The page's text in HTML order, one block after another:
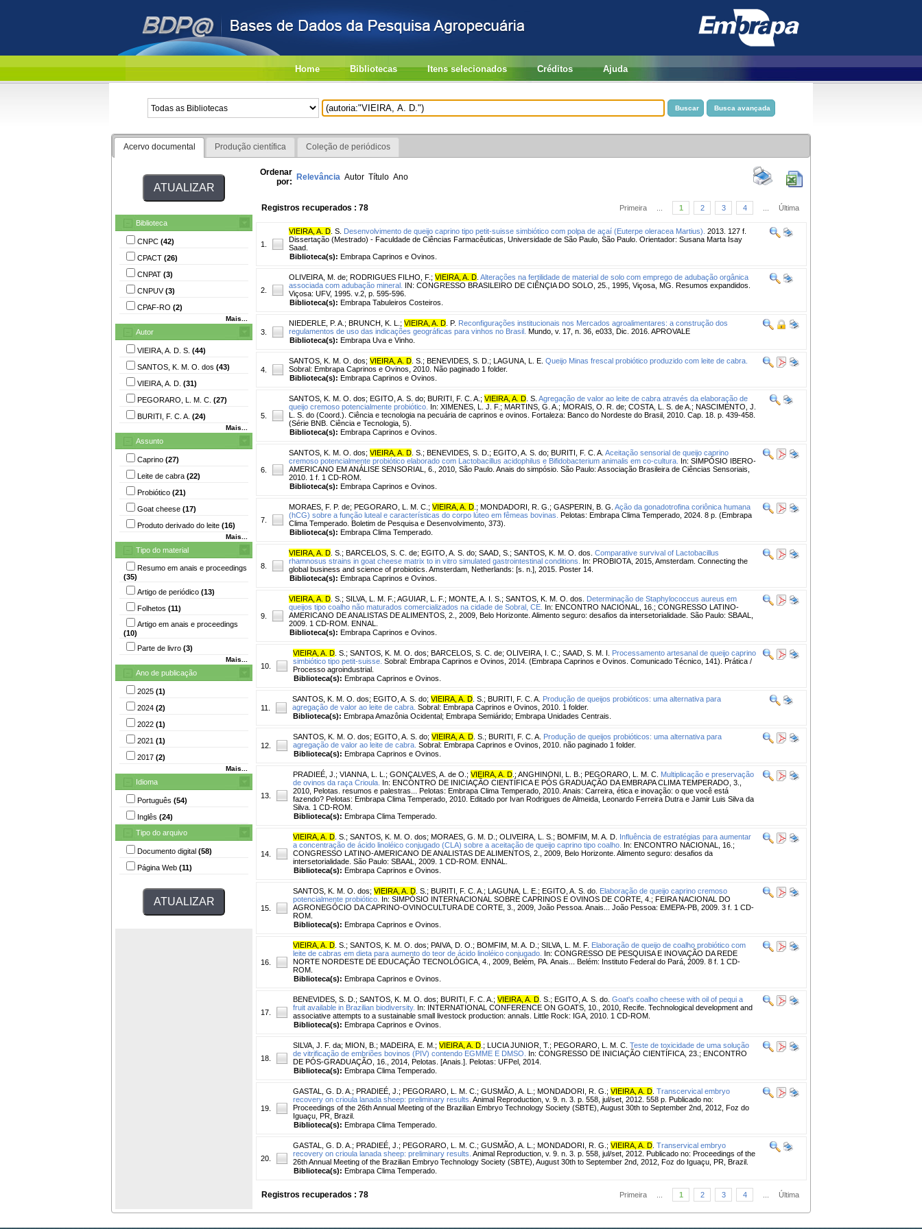
Home Bibliotecas Itens selecionados Créditos Ajuda
Acervo documental Produção científica Coleção de periódicos
Biblioteca
CNPC (42)
CPACT (26)
CNPAT (3)
CNPUV(3)
CPAF-RO (2)
Mais...
Autor
VIEIRA, A. D. S. (44)
SANTOS, K. M. O. dos (43)
VIEIRA, A. D. (31)
PEGORARO, L. M. C. (27)
BURITI, F. C. A. (24)
Mais...
Assunto
Caprino (27)
Leite de cabra (22)
Probiótico (21)
Goat cheese (17)
Produto derivado do leite (16)
Mais...
Tipo do material
Resumo em anais e proceedings
(35)
Artigo de periódico (13)
Folhetos (11)
Artigo em anais e proceedings
(10)
Parte de livro (3)
Mais...
Ano de publicação
2025 (1)
2024 (2)
2022 (1)
2021 (1)
2017 (2)
Mais...
Idioma
Português (54)
Inglês (24)
Tipo do arquivo
Documento digital (58)
Página Web (11)
Ordenar
por: Relevância Autor Título Ano
Registros recuperados : 78 Primeira 1 2 3 4 Última
1.
VIEIRA, A. D . S. Desenvolvimento de queijo caprino tipo petit-suisse simbiótico com polpa de açaí (Euterpe oleracea Martius). 2013. 127 f.
Dissertação (Mestrado) - Faculdade de Ciências Farmacêuticas, Universidade de São Paulo, São Paulo. Orientador: Susana Marta Isay
Saad.
Biblioteca(s): Embrapa Caprinos e Ovinos.
2.
OLIVEIRA, M. de; RODRIGUES FILHO, F. ; VIEIRA, A. D Alterações na fertilidade de material de solo com emprego de adubação orgânica
associada com adubação mineral. IN: CONGRESSO BRASILEIRO DE CIÊNÇIA DO SOLO, 25., 1995, Viçosa, MG. Resumos expandidos.
Viçosa: UFV, 1995. v.2, p. 595-596.
Biblioteca(s): Embrapa Tabuleiros Costeiros.
3.
NIEDERLE, P. A. ; BRUNCH, K. L. ; VIEIRA, A. D . P. Reconfigurações institucionais nos Mercados agroalimentares: a construção dos
regulamentos de uso das indicações geográficas para vinhos no Brasil. Mundo, v. 17, n. 36, e033, Dic. 2016. APROVALE
Biblioteca(s): Embrapa Uva e Vinho.
4.
SANTOS, K. M. O. dos; VIEIRA, A. D . S. ; BENEVIDES, S. D. ; LAGUNA, L. E. Queijo Minas frescal probiótico produzido com leite de cabra.
Sobral: Embrapa Caprinos e Ovinos, 2010. Não paginado 1 folder.
Biblioteca(s): Embrapa Caprinos e Ovinos.
5.
SANTOS, K. M. O. dos; EGITO, A. S. do; BURITI, F. C. A. ; VIEIRA, A. D . S. Agregação de valor ao leite de cabra através da elaboração de
queijo cremoso potencialmente probiótico. In: XIMENES, L. J. F.; MARTINS, G. A.; MORAIS, O. R. de; COSTA, L. S. de A.; NASCIMENTO, J.
L. S. do (Coord.). Ciência e tecnologia na pecuária de caprinos e ovinos. Fortaleza: Banco do Nordeste do Brasil, 2010. Cap. 18. p. 439-458.
(Série BNB. Ciência e Tecnologia, 5).
Biblioteca(s): Embrapa Caprinos e Ovinos.
6.
SANTOS, K. M. O. dos; VIEIRA, A. D . S. ; BENEVIDES, S. D. ; EGITO, A. S. do; BURITI, F. C. A. Aceitação sensorial de queijo caprino
cremoso potencialmente probiótico elaborado com Lactobacillus acidophilus e Bifidobacterium animalis em co-cultura. In: SIMPÓSIO IBERO-
AMERICANO EM ANÁLISE SENSORIAL, 6., 2010, São Paulo. Anais do simpósio. São Paulo: Associação Brasileira de Ciências Sensoriais,
2010. 1 f. 1 CD-ROM.
Biblioteca(s): Embrapa Caprinos e Ovinos.
7.
MORAES, F. P. de; PEGORARO, L. M. C. ; VIEIRA, A. D ; MONDADORI, R. G. ; GASPERIN, B. G. Ação da gonadotrofina coriônica humana
(hCG) sobre a função luteal e características do corpo lúteo em fêmeas bovinas. Pelotas: Embrapa Clima Temperado, 2024. 8 p. (Embrapa
Clima Temperado. Boletim de Pesquisa e Desenvolvimento, 373).
Biblioteca(s): Embrapa Clima Temperado.
8.
VIEIRA, A. D . S. ; BARCELOS, S. C. de; EGITO, A. S. do; SAAD, S. ; SANTOS, K. M. O. dos. Comparative survival of Lactobacillus
rhamnosus strains in goat cheese matrix to in vitro simulated gastrointestinal conditions.
In: PROBIOTA, 2015, Amsterdam. Connecting the
global business and science of probiotics. Amsterdam, Netherlands: [s. n.], 2015. Poster 14.
Biblioteca(s): Embrapa Caprinos e Ovinos.
9.
VIEIRA, A. D . S. ; SILVA, L. M. F. ; AGUIAR, L. F. ; MONTE, A. I. S. ; SANTOS, K. M. O. dos.
Determinação de Staphylococcus aureus em
queijos tipo coalho não maturados comercializados na cidade de Sobral, CE. In: ENCONTRO NACIONAL, 16.; CONGRESSO LATINO-
AMERICANO DE ANALISTAS DE ALIMENTOS, 2., 2009, Belo Horizonte. Alimento seguro: desafios da intersetorialidade. São Paulo: SBAAL,
2009. 1 CD-ROM. ENNAL.
Biblioteca(s): Embrapa Caprinos e Ovinos.
10.
VIEIRA, A. D . S. ; SANTOS, K. M. O. dos; BARCELOS, S. C. de; OLIVEIRA, I. C. ; SAAD, S. M. I.
Processamento artesanal de queijo caprino
simbiótico tipo petit-suisse. Sobral: Embrapa Caprinos e Ovinos, 2014. (Embrapa Caprinos e Ovinos. Comunicado Técnico, 141). Prática /
Processo agroindustrial.
Biblioteca(s): Embrapa Caprinos e Ovinos.
11.
SANTOS, K. M. O. dos; EGITO, A. S. do; VIEIRA, A. D . S. ; BURITI, F. C. A. Produção de queijos probióticos: uma alternativa para
agregação de valor ao leite de cabra. Sobral: Embrapa Caprinos e Ovinos, 2010. 1 folder.
Biblioteca(s): Embrapa Amazônia Ocidental; Embrapa Semiárido; Embrapa Unidades Centrais.
12.
SANTOS, K. M. O. dos; EGITO, A. S. do; VIEIRA, A. D . S. ; BURITI, F. C. A. Produção de queijos probióticos: uma alternativa para
agregação de valor ao leite de cabra. Sobral: Embrapa Caprinos e Ovinos, 2010. não paginado 1 folder.
Biblioteca(s): Embrapa Caprinos e Ovinos.
13.
PRADIEÉ, J. ; VIANNA, L. L. ; GONÇALVES, A. de O. ; VIEIRA, A. D ; ANGHINONI, L. B. ; PEGORARO, L. M. C. Multiplicação e preservação
de ovinos da raça Crioula. In: ENCONTRO DE INICIAÇÃO CIENTÍFICA E PÓS GRADUAÇÃO DA EMBRAPA CLIMA TEMPERADO, 3.,
2010, Pelotas. resumos e palestras... Pelotas: Embrapa Clima Temperado, 2010. Anais: Carreira, ética e inovação: o que você está
fazendo? Pelotas: Embrapa Clima Temperado, 2010. Editado por Ivan Rodrigues de Almeida, Leonardo Ferreira Dutra e Jamir Luis Silva da
Silva. 1 CD-ROM.
Biblioteca(s): Embrapa Clima Temperado.
14.
VIEIRA, A. D . S. ; SANTOS, K. M. O. dos; MORAES, G. M. D. ; OLIVEIRA, L. S. ; BOMFIM, M. A. D. Influência de estratégias para aumentar
a concentração de ácido linoléico conjugado (CLA) sobre a aceitação de queijo caprino tipo coalho. In: ENCONTRO NACIONAL, 16.;
CONGRESSO LATINO-AMERICANO DE ANALISTAS DE ALIMENTOS, 2., 2009, Belo Horizonte. Alimento seguro: desafios da
intersetorialidade. São Paulo: SBAAL, 2009. 1 CD-ROM. ENNAL.
Biblioteca(s): Embrapa Caprinos e Ovinos.
15.
SANTOS, K. M. O. dos; VIEIRA, A. D . S. ; BURITI, F. C. A. ; LAGUNA, L. E. ; EGITO, A. S. do. Elaboração de queijo caprino cremoso
potencialmente probiótico. In: SIMPÓSIO INTERNACIONAL SOBRE CAPRINOS E OVINOS DE CORTE, 4.; FEIRA NACIONAL DO
AGRONEGÓCIO DA CAPRINO-OVINOCULTURA DE CORTE, 3., 2009, João Pessoa. Anais... João Pessoa: EMEPA-PB, 2009. 3 f. 1 CD-
ROM.
Biblioteca(s): Embrapa Caprinos e Ovinos.
16.
VIEIRA, A. D . S. ; SANTOS, K. M. O. dos; PAIVA, D. O. ; BOMFIM, M. A. D. ; SILVA, L. M. F. Elaboração de queijo de coalho probiótico com
leite de cabras em dieta para aumento do teor de ácido linoléico conjugado. In: CONGRESSO DE PESQUISA E INOVAÇÃO DA REDE
NORTE NORDESTE DE EDUCAÇÃO TECNOLÓGICA, 4., 2009, Belém, PA. Anais... Belém: Instituto Federal do Pará, 2009. 8 f. 1 CD-
ROM.
Biblioteca(s): Embrapa Caprinos e Ovinos.
17.
BENEVIDES, S. D. ; SANTOS, K. M. O. dos; BURITI, F. C. A. ; VIEIRA, A. D . S. ; EGITO, A. S. do. Goat's coalho cheese with oil of pequi a
fruit available in Brazilian biodiversity. In: INTERNATIONAL CONFERENCE ON GOATS, 10., 2010, Recife. Technological development and
associative attempts to a sustainable small livestock production: annals. Little Rock: IGA, 2010. 1 CD-ROM.
Biblioteca(s): Embrapa Caprinos e Ovinos.
18.
SILVA, J. F. da; MION, B. ; MADEIRA, E. M. ; VIEIRA, A. D ; LUCIA JUNIOR, T. ; PEGORARO, L. M. C. Teste de toxicidade de uma solução
de vitrificação de embriões bovinos (PIV) contendo EGMME E DMSO.
In: CONGRESSO DE INICIAÇÃO CIENTÍFICA, 23.; ENCONTRO
DE PÓS-GRADUAÇÃO, 16., 2014, Pelotas. [Anais.]. Pelotas: UFPel, 2014.
Biblioteca(s): Embrapa Clima Temperado.
19.
GASTAL, G. D. A. ; PRADIEÉ, J. ; PEGORARO, L. M. C. ; GUSMÃO, A. L. ; MONDADORI, R. G. ; VIEIRA, A. D Transcervical embryo
recovery on crioula lanada sheep: preliminary results. Animal Reproduction, v. 9. n. 3. p. 558, jul/set, 2012. 558 p. Publicado no:
Proceedings of the 26th Annual Meeting of the Brazilian Embryo Technology Society (SBTE), August 30th to September 2nd, 2012, Foz do
Iguaçu, PR, Brazil.
Biblioteca(s): Embrapa Clima Temperado.
20.
GASTAL, G. D. A. ; PRADIEÉ, J. ; PEGORARO, L. M. C. ; GUSMÃO, A. L. ; MONDADORI, R. G. ; VIEIRA, A. D Transervical embryo
recovery on crioula lanada sheep: preliminary results. Animal Reproduction, v. 9. n. 3. p. 558, jul/set, 2012. Publicado no: Proceedings of the
26th Annual Meeting of the Brazilian Embryo Technology Society (SBTE), August 30th to September 2nd, 2012, Foz do Iguaçu, PR, Brazil.
Biblioteca(s): Embrapa Clima Temperado.
Registros recuperados : 78 Primeira 1 2 3 4 Última